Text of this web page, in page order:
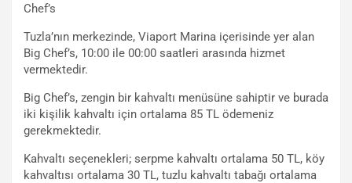
Chef’s
Tuzla’nın merkezinde, Viaport Marina içerisinde yer alan
Big Chef’s, 10:00 ile 00:00 saatleri arasında hizmet
vermektedir.
Big Chef’s, zengin bir kahvaltı menüsüne sahiptir ve burada
iki kişilik kahvaltı için ortalama 85 TL ödemeniz
gerekmektedir.
Kahvaltı seçenekleri; serpme kahvaltı ortalama 50 TL, köy
kahvaltısı ortalama 30 TL, tuzlu kahvaltı tabağı ortalama